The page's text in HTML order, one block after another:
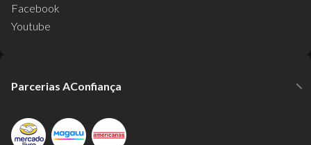
Facebook
Youtube
Parcerias AConfiança